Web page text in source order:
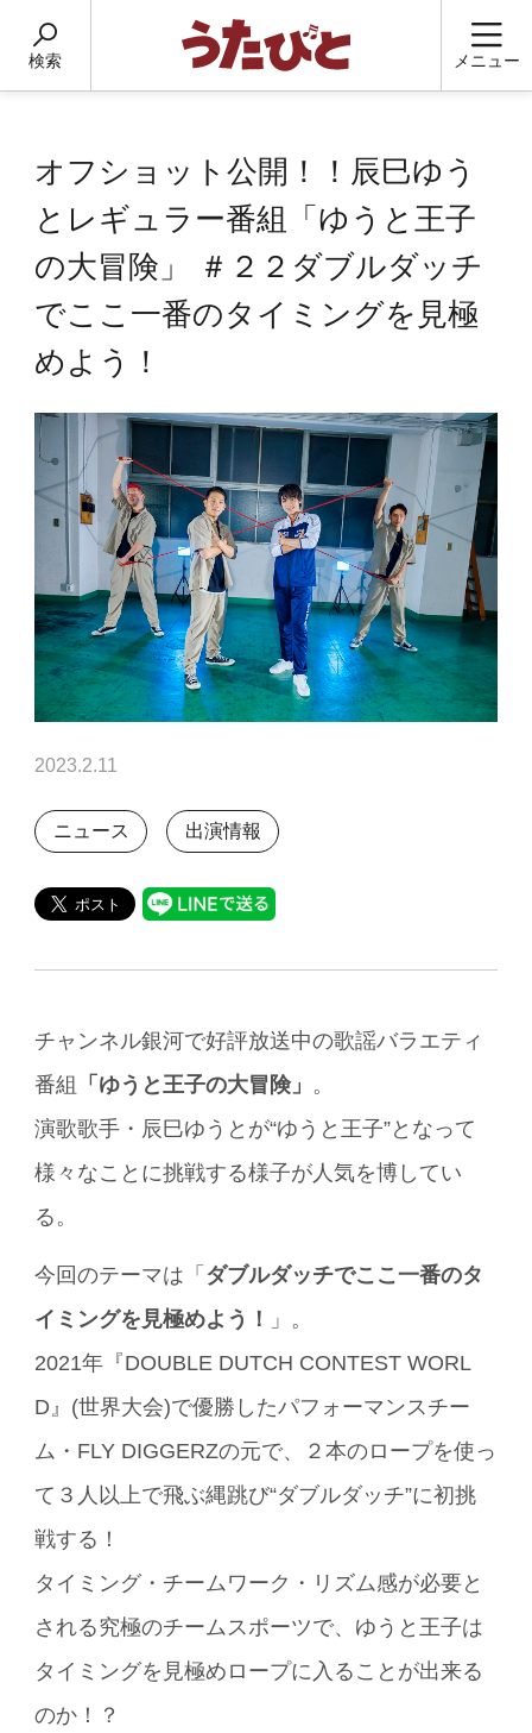
検索 メニュー
オフショット公開！！辰巳ゆう
とレギュラー番組「ゆうと王子
の大冒険」 ＃２２ダブルダッチ
でここ一番のタイミングを見極
めよう！
2023.2.11
ニュース 出演情報
チャンネル銀河で好評放送中の歌謡バラエティ
番組 「ゆうと王子の大冒険」 。
演歌歌手・辰巳ゆうとが“ゆうと王子”となって
様々なことに挑戦する様子が人気を博してい
る。
今回のテーマは「 ダブルダッチでここ一番のタ
イミングを見極めよう！
」。
2021年『DOUBLE DUTCH CONTEST WORL
D』(世界大会)で優勝したパフォーマンスチー
ム・FLY DIGGERZの元で、２本のロープを使っ
て３人以上で飛ぶ縄跳び“ダブルダッチ”に初挑
戦する！
タイミング・チームワーク・リズム感が必要と
される究極のチームスポーツで、ゆうと王子は
タイミングを見極めロープに入ることが出来る
のか！？